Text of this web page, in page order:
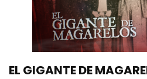
EL GIGANTE DE